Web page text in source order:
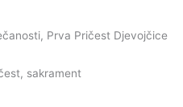
Prva Pričest Djevojčice
sakrament